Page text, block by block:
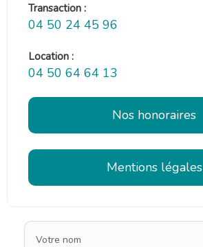
Transaction :
04 50 24 45 96
Location :
04 50 64 64 13
Nos honoraires
Mentions légales
Votre nom